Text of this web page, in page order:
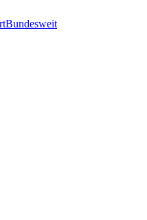
Bundesweit